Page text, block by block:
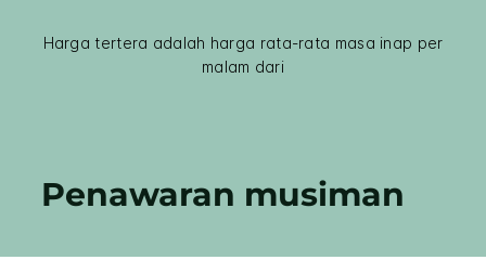
Harga tertera adalah harga rata-rata masa inap per
malam dari
Penawaran musiman